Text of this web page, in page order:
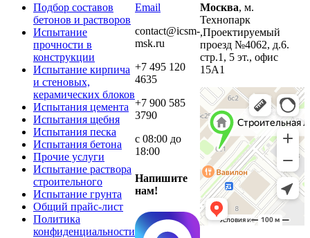
Подбор составов
бетонов и растворов
Испытание
прочности в
конструкции
Испытание кирпича
и стеновых,
керамических блоков
Испытания цемента
Испытания щебня
Испытания песка
Испытания бетона
Прочие услуги
Испытание раствора
строительного
Испытание грунта
Общий прайс-лист
Политика
конфиденциальности
Email
contact@icsm-
msk.ru
+7 495 120
4635
+7 900 585
3790
с 08:00 до
18:00
Напишите
нам!
Москва, м.
Технопарк
,Проектируемый
проезд №4062, д.6.
стр.1, 5 эт., офис
15А1